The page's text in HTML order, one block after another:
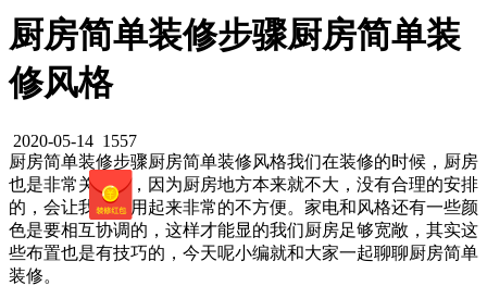
厨房简单装修步骤厨房简单装
修风格
2020-05-14 1557
厨房简单装修步骤厨房简单装修风格我们在装修的时候，厨房
也是非常关键的，因为厨房地方本来就不大，没有合理的安排
的，会让我们使用起来非常的不方便。家电和风格还有一些颜
色是要相互协调的，这样才能显的我们厨房足够宽敞，其实这
些布置也是有技巧的，今天呢小编就和大家一起聊聊厨房简单
装修。